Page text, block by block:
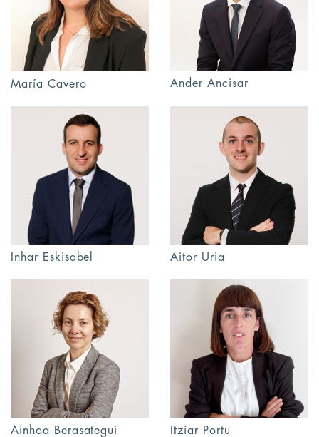
María Cavero Ander Ancisar
Inhar Eskisabel Aitor Uria
Ainhoa Berasategui Itziar Portu